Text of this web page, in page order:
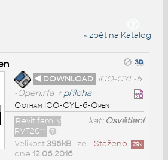
« zpět na Katalog
◄ DOWNLOAD ICO-CYL-6
-Open.rfa + příloha
Gotham ICO-CYL-6-Open
kat: Osvětlení
Revit family
RVT2011
Staženo: 29x
Velikost396kB• ze
dne 12.06.2016